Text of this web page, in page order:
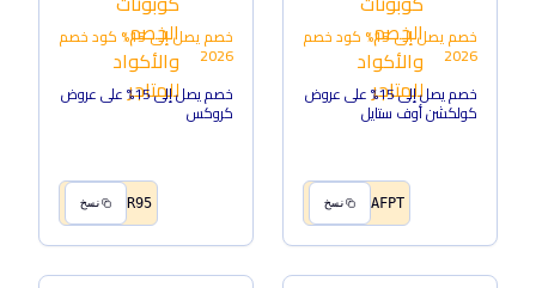
خصم يصل إلى 15% كود خصم
2026
خصم يصل إلى 15% على عروض
كولكشن أوف ستايل
AFPT نسخ
خصم يصل إلى 15% كود خصم
2026
خصم يصل إلى 15% على عروض
كروكس
R95 نسخ